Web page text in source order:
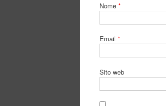
Nome *
Email *
Sito web